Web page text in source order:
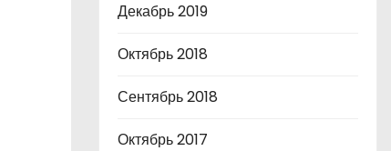
Декабрь 2019
Октябрь 2018
Сентябрь 2018
Октябрь 2017